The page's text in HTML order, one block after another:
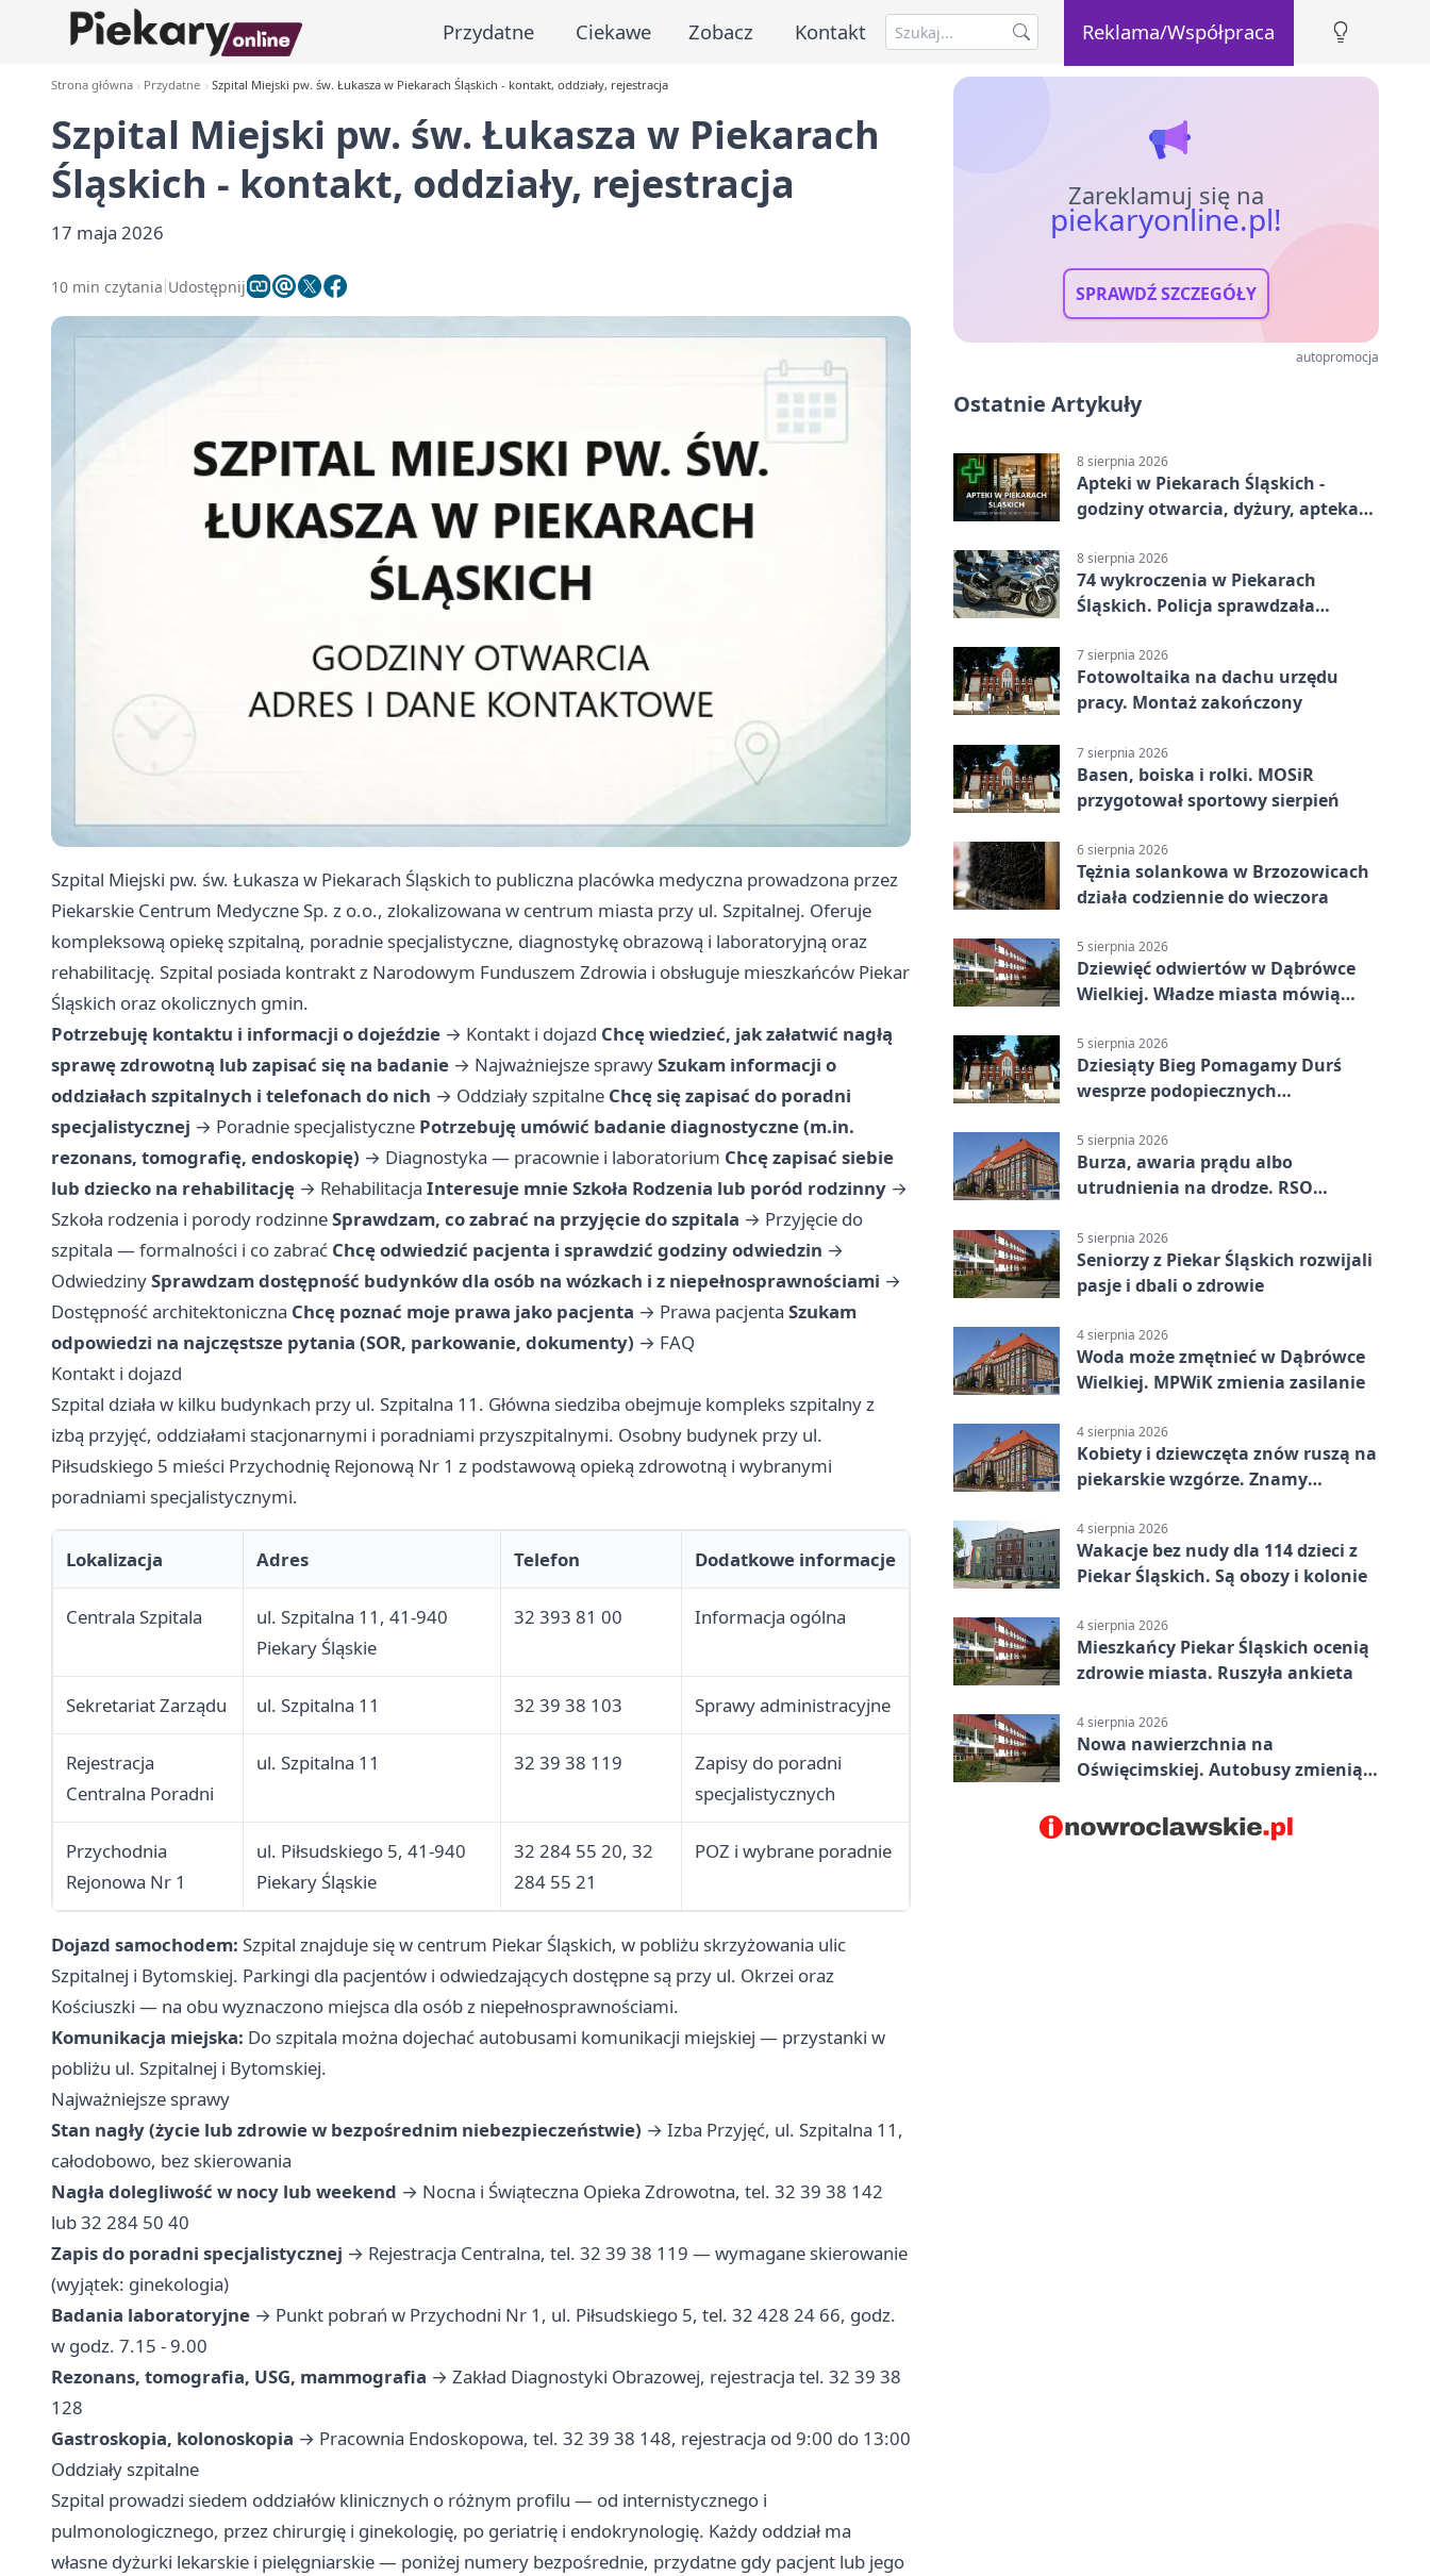
Przydatne Ciekawe Zobacz Kontakt Reklama/Współpraca
Strona główna Przydatne Szpital Miejski pw. św. Łukasza w Piekarach Śląskich - kontakt, oddziały, rejestracja
Szpital Miejski pw. św. Łukasza w Piekarach
Śląskich - kontakt, oddziały, rejestracja
17 maja 2026
10 min czytania Udostępnij
Szpital Miejski pw. św. Łukasza w Piekarach Śląskich to publiczna placówka medyczna prowadzona przez
Piekarskie Centrum Medyczne Sp. z o.o., zlokalizowana w centrum miasta przy ul. Szpitalnej. Oferuje
kompleksową opiekę szpitalną, poradnie specjalistyczne, diagnostykę obrazową i laboratoryjną oraz
rehabilitację. Szpital posiada kontrakt z Narodowym Funduszem Zdrowia i obsługuje mieszkańców Piekar
Śląskich oraz okolicznych gmin.
Potrzebuję kontaktu i informacji o dojeździe → Kontakt i dojazd Chcę wiedzieć, jak załatwić nagłą
sprawę zdrowotną lub zapisać się na badanie → Najważniejsze sprawySzukam informacji o
oddziałach szpitalnych i telefonach do nich → Oddziały szpitalne Chcę się zapisać do poradni
specjalistycznej → Poradnie specjalistyczne Potrzebuję umówić badanie diagnostyczne (m.in.
rezonans, tomografię, endoskopię) → Diagnostyka — pracownie i laboratorium Chcę zapisać siebie
lub dziecko na rehabilitację → Rehabilitacja Interesuje mnie Szkoła Rodzenia lub poród rodzinny →
Szkoła rodzenia i porody rodzinneSprawdzam, co zabrać na przyjęcie do szpitala → Przyjęcie do
szpitala — formalności i co zabrać Chcę odwiedzić pacjenta i sprawdzić godziny odwiedzin →
OdwiedzinySprawdzam dostępność budynków dla osób na wózkach i z niepełnosprawnościami →
Dostępność architektoniczna Chcę poznać moje prawa jako pacjenta → Prawa pacjenta Szukam
odpowiedzi na najczęstsze pytania (SOR, parkowanie, dokumenty) → FAQ
Kontakt i dojazd
Szpital działa w kilku budynkach przy ul. Szpitalna 11. Główna siedziba obejmuje kompleks szpitalny z
izbą przyjęć, oddziałami stacjonarnymi i poradniami przyszpitalnymi. Osobny budynek przy ul.
Piłsudskiego 5 mieści Przychodnię Rejonową Nr 1 z podstawową opieką zdrowotną i wybranymi
poradniami specjalistycznymi.
Lokalizacja Adres Telefon Dodatkowe informacje
Centrala Szpitala
ul. Szpitalna 11, 41-940
Piekary Śląskie
32 393 81 00 Informacja ogólna
Sekretariat Zarządu ul. Szpitalna 11 32 39 38 103 Sprawy administracyjne
Rejestracja
Centralna Poradni
ul. Szpitalna 11 32 39 38 119
Zapisy do poradni
specjalistycznych
Przychodnia
Rejonowa Nr 1
ul. Piłsudskiego 5, 41-940
Piekary Śląskie
32 284 55 20, 32
284 55 21
POZ i wybrane poradnie
Dojazd samochodem: Szpital znajduje się w centrum Piekar Śląskich, w pobliżu skrzyżowania ulic
Szpitalnej i Bytomskiej. Parkingi dla pacjentów i odwiedzających dostępne są przy ul. Okrzei oraz
Kościuszki — na obu wyznaczono miejsca dla osób z niepełnosprawnościami.
Komunikacja miejska: Do szpitala można dojechać autobusami komunikacji miejskiej — przystanki w
pobliżu ul. Szpitalnej i Bytomskiej.
Najważniejsze sprawy
Stan nagły (życie lub zdrowie w bezpośrednim niebezpieczeństwie) → Izba Przyjęć, ul. Szpitalna 11,
całodobowo, bez skierowania
Nagła dolegliwość w nocy lub weekend → Nocna i Świąteczna Opieka Zdrowotna, tel. 32 39 38 142
lub 32 284 50 40
Zapis do poradni specjalistycznej → Rejestracja Centralna, tel. 32 39 38 119 — wymagane skierowanie
(wyjątek: ginekologia)
Badania laboratoryjne → Punkt pobrań w Przychodni Nr 1, ul. Piłsudskiego 5, tel. 32 428 24 66, godz.
w godz. 7.15 - 9.00
Rezonans, tomografia, USG, mammografia → Zakład Diagnostyki Obrazowej, rejestracja tel. 32 39 38
128
Gastroskopia, kolonoskopia → Pracownia Endoskopowa, tel. 32 39 38 148, rejestracja od 9:00 do 13:00
Oddziały szpitalne
Szpital prowadzi siedem oddziałów klinicznych o różnym profilu — od internistycznego i
pulmonologicznego, przez chirurgię i ginekologię, po geriatrię i endokrynologię. Każdy oddział ma
własne dyżurki lekarskie i pielęgniarskie — poniżej numery bezpośrednie, przydatne gdy pacjent lub jego
Zareklamuj się na
piekaryonline.pl!
SPRAWDŹ SZCZEGÓŁY
autopromocja
Ostatnie Artykuły
8 sierpnia 2026
Apteki w Piekarach Śląskich -
godziny otwarcia, dyżury, apteka
8 sierpnia 2026
74 wykroczenia w Piekarach
Śląskich. Policja sprawdzała
7 sierpnia 2026
Fotowoltaika na dachu urzędu
pracy. Montaż zakończony
7 sierpnia 2026
Basen, boiska i rolki. MOSiR
przygotował sportowy sierpień
6 sierpnia 2026
Tężnia solankowa w Brzozowicach
działa codziennie do wieczora
5 sierpnia 2026
Dziewięć odwiertów w Dąbrówce
Wielkiej. Władze miasta mówią
5 sierpnia 2026
Dziesiąty Bieg Pomagamy Durś
wesprze podopiecznych
5 sierpnia 2026
Burza, awaria prądu albo
utrudnienia na drodze. RSO
5 sierpnia 2026
Seniorzy z Piekar Śląskich rozwijali
pasje i dbali o zdrowie
4 sierpnia 2026
Woda może zmętnieć w Dąbrówce
Wielkiej. MPWiK zmienia zasilanie
4 sierpnia 2026
Kobiety i dziewczęta znów ruszą na
piekarskie wzgórze. Znamy
4 sierpnia 2026
Wakacje bez nudy dla 114 dzieci z
Piekar Śląskich. Są obozy i kolonie
4 sierpnia 2026
Mieszkańcy Piekar Śląskich ocenią
zdrowie miasta. Ruszyła ankieta
4 sierpnia 2026
Nowa nawierzchnia na
Oświęcimskiej. Autobusy zmienią